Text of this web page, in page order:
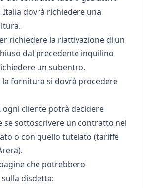
Italia dovrà richiedere una
.
richiedere la riattivazione di un
dal precedente inquilino
un subentro.
la fornitura si dovrà procedere
ogni cliente potrà decidere
se sottoscrivere un contratto nel
o con quello tutelato (tariffe
.
che potrebbero
disdetta: